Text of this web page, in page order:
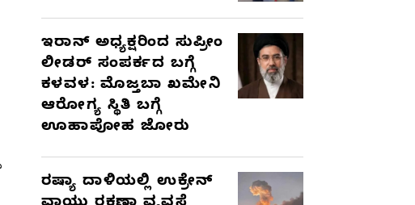
ಇರಾನ್ ಅಧ್ಯಕ್ಷರಿಂದ ಸುಪ್ರೀಂ
ಲೀಡರ್ ಸಂಪರ್ಕದ ಬಗ್ಗೆ
ಕಳವಳ: ಮೊಜ್ತಬಾ ಖಮೇನಿ
ಆರೋಗ್ಯ ಸ್ಥಿತಿ ಬಗ್ಗೆ
ಊಹಾಪೋಹ ಜೋರು
ರಷ್ಯಾ ದಾಳಿಯಲ್ಲಿ ಉಕ್ರೇನ್